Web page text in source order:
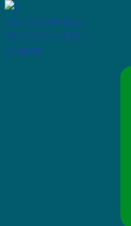
Chat WA Klik Disini
0857.0211.1110
Available